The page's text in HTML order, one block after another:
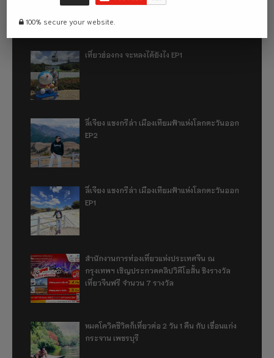
เที่ยวฮ่องกง จะหลงได้ยังไง EP1
ลี่เจียง แชงกรีล่า เมืองเทียมฟ้าแห่งโลกตะวันออก
EP2
ลี่เจียง แชงกรีล่า เมืองเทียมฟ้าแห่งโลกตะวันออก
EP1
สำนักงานการท่องเที่ยวแห่งประเทศจีน ณ
กรุงเทพฯ เชิญประกวดคลิปวิดีโอสั้น ชิงรางวัล
เที่ยวจีนฟรี จำนวน 7 รางวัล
หมดโควิดชีวิตก็เที่ยวต่อ 2 วัน 1 คืน กับ เขื่อนแก่ง
กระจาน เพชรบุรี
100% secure your website.